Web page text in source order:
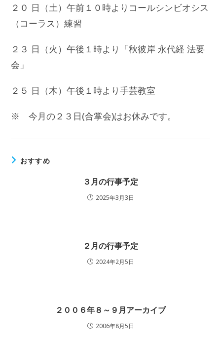
２０ 日（土）午前１０時よりコールシンビオシス
（コーラス）練習
２３ 日（火）午後１時より「秋彼岸 永代経 法要
会」
２５ 日（木）午後１時より手芸教室
※ 今月の２３日(合掌会)はお休みです。
おすすめ
３月の行事予定
2025年3月3日
２月の行事予定
2024年2月5日
２００６年８～９月アーカイブ
2006年8月5日